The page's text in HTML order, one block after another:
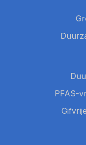
PFAS-